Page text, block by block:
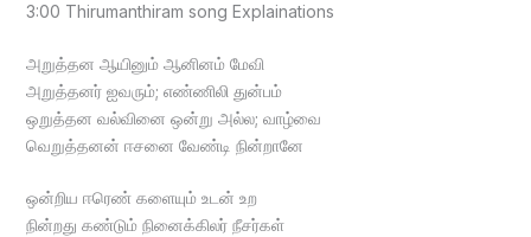
3:00 Thirumanthiram song Explainations
அறுத்தன ஆயினும் ஆனினம் மேவி
அறுத்தனர் ஐவரும்; எண்ணிலி துன்பம்
ஒறுத்தன வல்வினை ஒன்று அல்ல; வாழ்வை
வெறுத்தனன் ஈசனை வேண்டி நின்றானே
ஒன்றிய ஈரெண் களையும் உடன் உற
நின்றது கண்டும் நினைக்கிலர் நீசர்கள்